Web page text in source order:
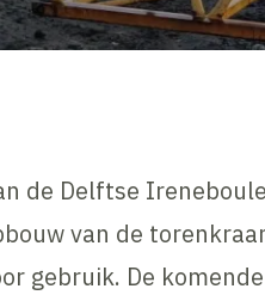
de Delftse
van de
gebruik. De